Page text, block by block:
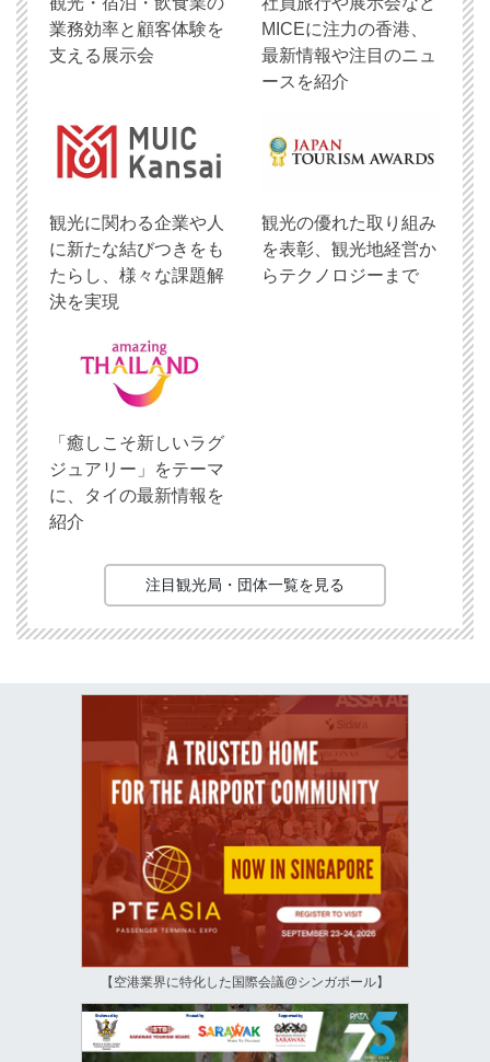
業務効率と顧客体験を
支える展示会
MICEに注力の香港、
最新情報や注目のニュ
ースを紹介
観光に関わる企業や人
に新たな結びつきをも
たらし、様々な課題解
決を実現
観光の優れた取り組み
を表彰、観光地経営か
らテクノロジーまで
「癒しこそ新しいラグ
ジュアリー」をテーマ
に、タイの最新情報を
紹介
注目観光局・団体一覧を見る
【空港業界に特化した国際会議@シンガポール】